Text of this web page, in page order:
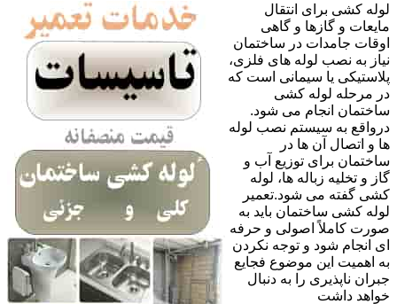
لوله کشی برای انتقال
مایعات و گازها و گاهی
اوقات جامدات در ساختمان
نیاز به نصب لوله های فلزی،
پلاستیکی یا سیمانی است که
در مرحله لوله کشی
ساختمان انجام می شود.
درواقع به سیستم نصب لوله
ها و اتصال آن ها در
ساختمان برای توزیع آب و
گاز و تخلیه زباله ها، لوله
کشی گفته می شود.تعمیر
لوله کشی ساختمان باید به
صورت کاملاً اصولی و حرفه
ای انجام شود و توجه نکردن
به اهمیت این موضوع فجایع
جبران ناپذیری را به دنبال
خواهد داشت